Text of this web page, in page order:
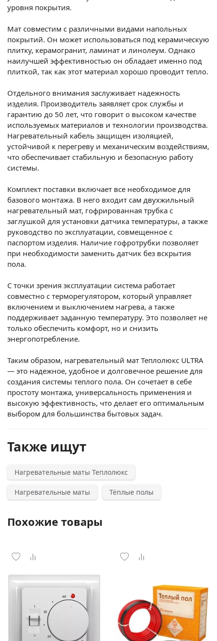
уровня покрытия.
Мат совместим с различными видами напольных
покрытий. Он может использоваться под керамическую
плитку, керамогранит, ламинат и линолеум. Однако
наилучшей эффективностью он обладает именно под
плиткой, так как этот материал хорошо проводит тепло.
Отдельного внимания заслуживает надежность
изделия. Производитель заявляет срок службы и
гарантию до 50 лет, что говорит о высоком качестве
используемых материалов и технологии производства.
Нагревательный кабель защищен изоляцией,
устойчивой к перегреву и механическим воздействиям,
что обеспечивает стабильную и безопасную работу
системы.
Комплект поставки включает все необходимое для
базового монтажа. В него входит сам двухжильный
нагревательный мат, гофрированная трубка с
заглушкой для установки датчика температуры, а также
руководство по эксплуатации, совмещенное с
паспортом изделия. Наличие гофротрубки позволяет
при необходимости заменить датчик без вскрытия
пола.
С точки зрения эксплуатации система работает
совместно с терморегулятором, который управляет
включением и выключением нагрева, а также
поддерживает заданную температуру. Это позволяет не
только обеспечить комфорт, но и снизить
энергопотребление.
Таким образом, нагревательный мат Теплолюкс ULTRA
— это надежное, удобное и долговечное решение для
создания системы теплого пола. Он сочетает в себе
простоту монтажа, универсальность применения и
высокую эффективность, что делает его оптимальным
выбором для большинства бытовых задач.
Также ищут
Нагревательные маты Теплолюкс
Нагревательные маты Тёплые полы
Похожие товары